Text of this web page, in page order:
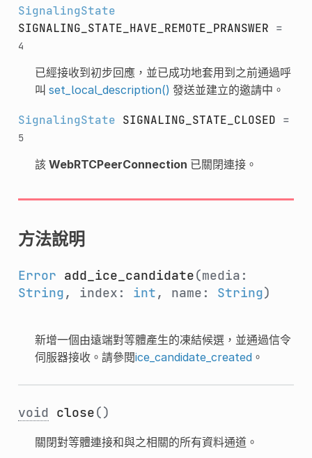
SignalingState
SIGNALING_STATE_HAVE_REMOTE_PRANSWER =
4
已經接收到初步回應，並已成功地套用到之前通過呼
叫 set_local_description() 發送並建立的邀請中。
SignalingState SIGNALING_STATE_CLOSED =
5
該 WebRTCPeerConnection 已關閉連接。
方法說明
Error add_ice_candidate(media:
String, index: int, name: String)
新增一個由遠端對等體產生的凍結候選，並通過信令
伺服器接收。請參閱ice_candidate_created。
void close()
關閉對等體連接和與之相關的所有資料通道。